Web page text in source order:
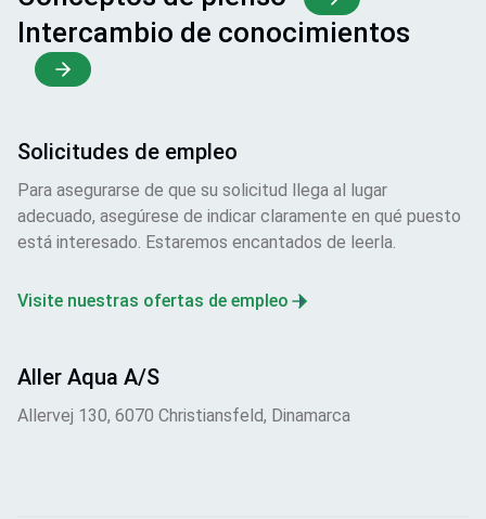
Intercambio de conocimientos
Solicitudes de empleo
Para asegurarse de que su solicitud llega al lugar
adecuado, asegúrese de indicar claramente en qué puesto
está interesado. Estaremos encantados de leerla.
Visite nuestras ofertas de empleo
Aller Aqua A/S
Allervej 130, 6070 Christiansfeld, Dinamarca